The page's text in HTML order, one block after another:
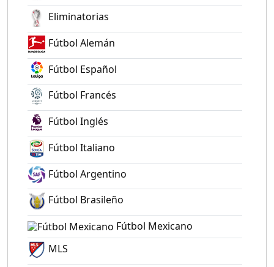
Eliminatorias
Fútbol Alemán
Fútbol Español
Fútbol Francés
Fútbol Inglés
Fútbol Italiano
Fútbol Argentino
Fútbol Brasileño
Fútbol Mexicano
MLS